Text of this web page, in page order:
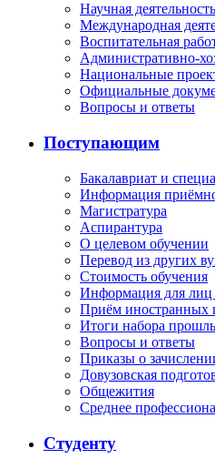
Научная деятельность
Международная
Воспитательная
Административно-
Национальные
Официальные
Вопросы и ответы
Поступающим
Бакалавриат и
Информация
Магистратура
Аспирантура
О целевом обучении
Перевод из других
Стоимость обучения
Информация для
Приём иностранных
Итоги набора
Вопросы и ответы
Приказы о
Довузовская
Общежития
Среднее
Студенту